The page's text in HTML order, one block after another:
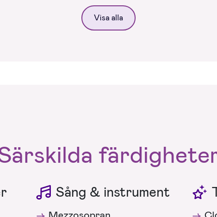
Visa alla
Sång & instrument